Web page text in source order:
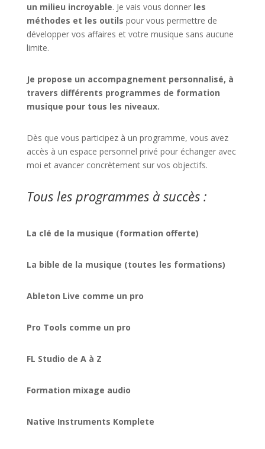
un milieu incroyable. Je vais vous donner les
méthodes et les outils pour vous permettre de
développer vos affaires et votre musique sans aucune
limite.
Je propose un accompagnement personnalisé, à
travers différents programmes de formation
musique pour tous les niveaux.
Dès que vous participez à un programme, vous avez
accès à un espace personnel privé pour échanger avec
moi et avancer concrètement sur vos objectifs.
Tous les programmes à succès :
La clé de la musique (formation offerte)
La bible de la musique (toutes les formations)
Ableton Live comme un pro
Pro Tools comme un pro
FL Studio de A à Z
Formation mixage audio
Native Instruments Komplete